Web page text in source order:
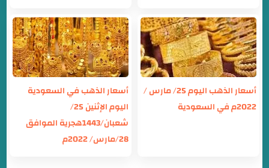
أسعار الذهب اليوم 25/ مارس /
2022م في السعودية
أسعار الذهب في السعودية
اليوم الإثنين 25/
شعبان/1443هجرية الموافق
28/مارس/ 2022م